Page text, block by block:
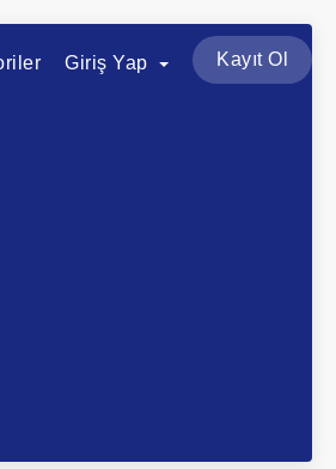
Giriş Yap Kayıt Ol